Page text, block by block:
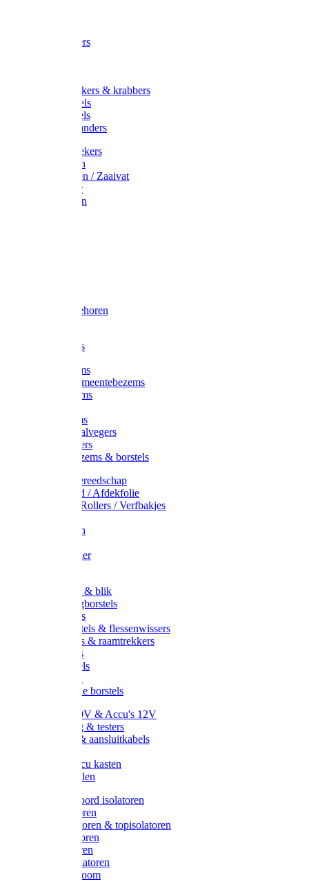
Tuinkrabbers
Onkruidstekers & krabbers
Hartschoffels
Ruitschoffels
Onkruidbranders
Graskantstekers
Verticuteren
Strooiwagen / Zaaivat
Grasmaaier
Grasscharen
Slede toebehoren
Composters
Straatbezems
Stads- / Gemeentebezems
Terrasbezems
Gootbezems
Kamer-/Zaalvegers
Vloertrekkers
Onkruidbezems & borstels
Schildersgereedschap
Afplakband / Afdekfolie
Kwasten / Rollers / Verfbakjes
Afdekfoliën
Schuurpapier
Handveger & blik
Voetenveegborstels
Handvegers
Afwasborstels & flessenwissers
Wasborstels & raamtrekkers
Tonborstels
Werkborstels
Hygienische borstels
Batterijen 9V & Accu's 12V
Beveiliging & testers
Kabelsets & aansluitkabels
Metalen accu kasten
Zonnepanelen
Draad & koord isolatoren
Ringisolatoren
Extra isolatoren & topisolatoren
Hoekisolatoren
Lintisolatoren
Afstandisolatoren
Isolatorenboom